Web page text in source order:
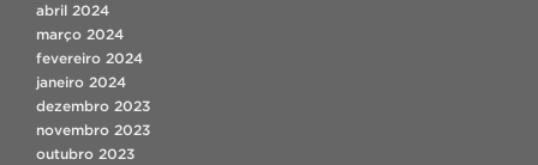
abril 2024
março 2024
fevereiro 2024
janeiro 2024
dezembro 2023
novembro 2023
outubro 2023